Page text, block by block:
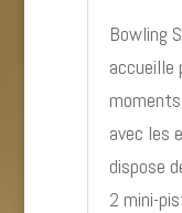
Bowling
accueille
avec les
dispose
2 mini-